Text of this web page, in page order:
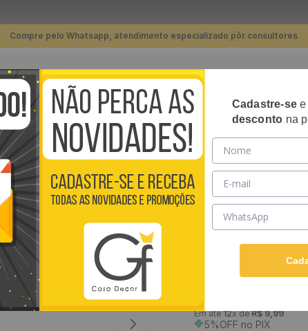
Compre pelo Whatsapp, atendimento especializado pôr consultores
PLACAS 3D PAPÉIS DE PAREDE
Vinílico Linhas Cruzadas Creme - Medidas: 10 metros x 53 cm
PAPEL DE
MEDIDAS: 10
Papel de parede
incríveis papéis de
casa com um toque de
Ver descrição completa
Em até12x deR$ 9,99
5%OFF no PIX
TERMOS MAIS BUSCADOS
1º piso
2º banheiro
3º
quarto
5º
º
papel parede
Cadastre-see
desconto na